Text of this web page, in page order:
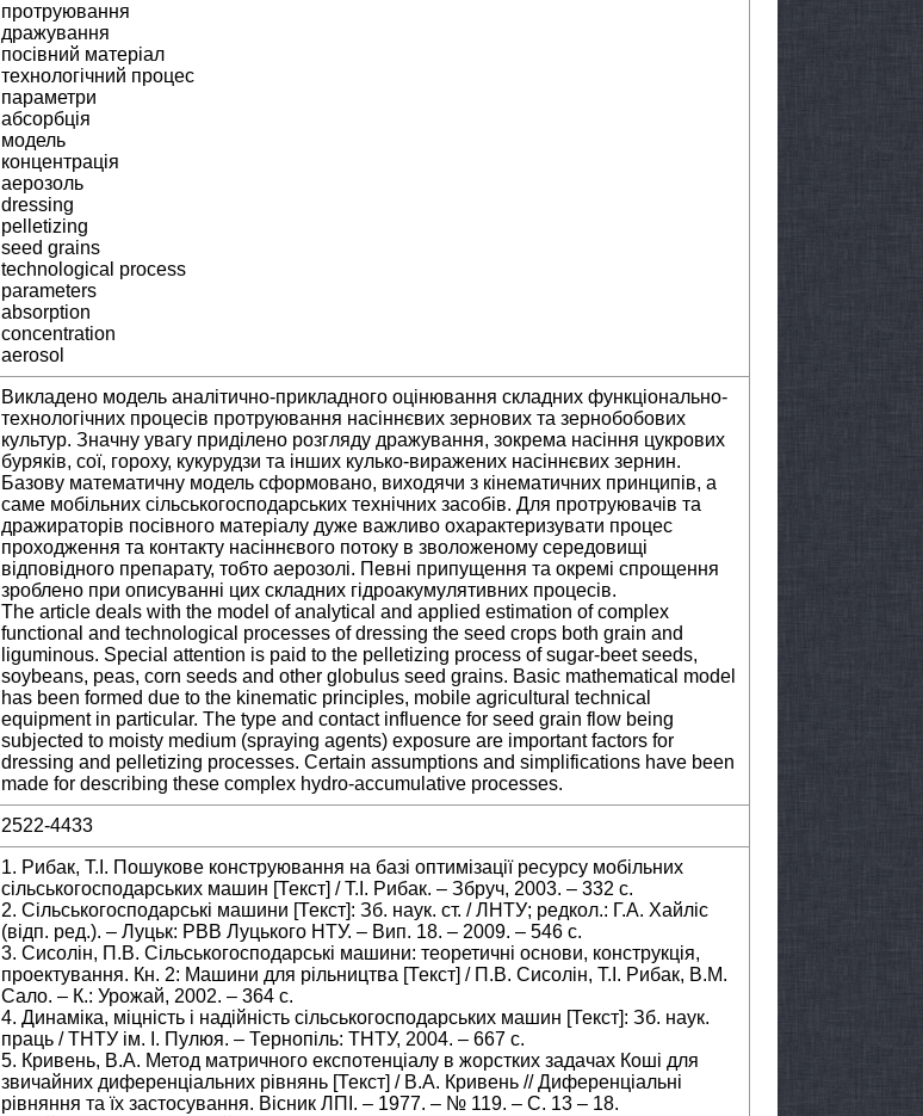
протруювання
дражування
посівний матеріал
технологічний процес
параметри
абсорбція
модель
концентрація
аерозоль
dressing
pelletizing
seed grains
technological process
parameters
absorption
concentration
aerosol
Викладено модель аналітично-прикладного оцінювання складних функціонально-
технологічних процесів протруювання насіннєвих зернових та зернобобових
культур. Значну увагу приділено розгляду дражування, зокрема насіння цукрових
буряків, сої, гороху, кукурудзи та інших кулько-виражених насіннєвих зернин.
Базову математичну модель сформовано, виходячи з кінематичних принципів, а
саме мобільних сільськогосподарських технічних засобів. Для протруювачів та
дражираторів посівного матеріалу дуже важливо охарактеризувати процес
проходження та контакту насіннєвого потоку в зволоженому середовищі
відповідного препарату, тобто аерозолі. Певні припущення та окремі спрощення
зроблено при описуванні цих складних гідроакумулятивних процесів.
The article deals with the model of analytical and applied estimation of complex
functional and technological processes of dressing the seed crops both grain and
liguminous. Special attention is paid to the pelletizing process of sugar-beet seeds,
soybeans, peas, corn seeds and other globulus seed grains. Basic mathematical model
has been formed due to the kinematic principles, mobile agricultural technical
equipment in particular. The type and contact influence for seed grain flow being
subjected to moisty medium (spraying agents) exposure are important factors for
dressing and pelletizing processes. Certain assumptions and simplifications have been
made for describing these complex hydro-accumulative processes.
2522-4433
1. Рибак, Т.I. Пошукове конструювання на базі оптимізації ресурсу мобільних
сільськогосподарських машин [Текст] / Т.І. Рибак. – Збруч, 2003. – 332 с.
2. Сільськогосподарські машини [Текст]: Зб. наук. ст. / ЛНТУ; редкол.: Г.А. Хайліс
(відп. ред.). – Луцьк: РВВ Луцького НТУ. – Вип. 18. – 2009. – 546 с.
3. Сисолін, П.В. Сільськогосподарські машини: теоретичні основи, конструкція,
проектування. Кн. 2: Машини для рільництва [Текст] / П.В. Сисолін, Т.І. Рибак, В.М.
Сало. – К.: Урожай, 2002. – 364 с.
4. Динаміка, міцність і надійність сільськогосподарських машин [Текст]: Зб. наук.
праць / ТНТУ ім. І. Пулюя. – Тернопіль: ТНТУ, 2004. – 667 с.
5. Кривень, В.А. Метод матричного експотенціалу в жорстких задачах Коші для
звичайних диференціальних рівнянь [Текст] / В.А. Кривень // Диференціальні
рівняння та їх застосування. Вісник ЛПІ. – 1977. – № 119. – С. 13 – 18.